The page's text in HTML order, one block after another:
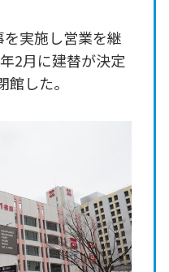
実施し営業を継
2月に建替が決定
した。